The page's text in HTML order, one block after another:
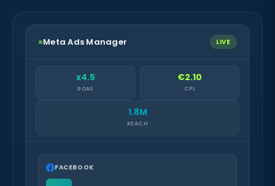
Meta Ads Manager LIVE
x4.5
ROAS
€2.10
CPL
1.8M
REACH
FACEBOOK